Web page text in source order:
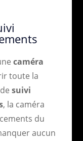
caméra
toute la
suivi
, la caméra
du
aucun